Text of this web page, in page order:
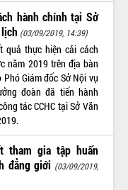
hành chính tại Sở
lịch (03/09/2019, 14:39)
quả thực hiện cải cách
năm 2019 trên địa bàn
Giám đốc Sở Nội vụ
đoàn đã tiến hành
tác CCHC tại Sở Văn
tham gia tập huấn
đẳng giới (03/09/2019,